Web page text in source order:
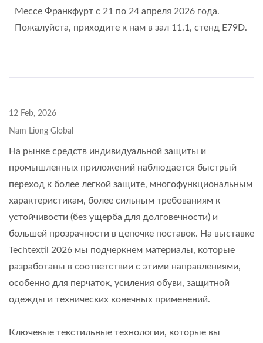
Мессе Франкфурт с 21 по 24 апреля 2026 года.
Пожалуйста, приходите к нам в зал 11.1, стенд E79D.
12 Feb, 2026
Nam Liong Global
На рынке средств индивидуальной защиты и
промышленных приложений наблюдается быстрый
переход к более легкой защите, многофункциональным
характеристикам, более сильным требованиям к
устойчивости (без ущерба для долговечности) и
большей прозрачности в цепочке поставок. На выставке
Techtextil 2026 мы подчеркнем материалы, которые
разработаны в соответствии с этими направлениями,
особенно для перчаток, усиления обуви, защитной
одежды и технических конечных применений.
Ключевые текстильные технологии, которые вы